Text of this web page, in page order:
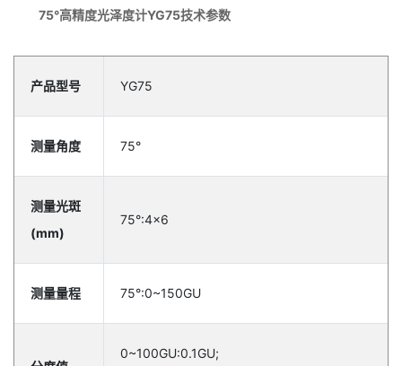
75°高精度光泽度计YG75技术参数
产品型号 YG75
测量角度 75°
测量光斑
(mm)
75°:4x6
测量量程 75°:0~150GU
0~100GU:0.1GU;